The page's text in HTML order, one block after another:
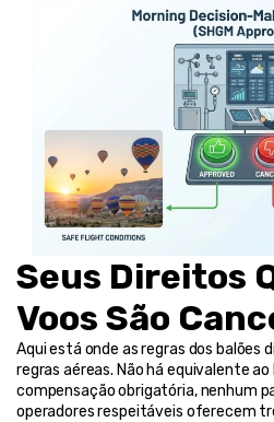
Seus Direitos
Voos São
Aqui está onde as regras dos balões
regras aéreas. Não há equivalente ao
compensação obrigatória, nenhum
operadores respeitáveis oferecem